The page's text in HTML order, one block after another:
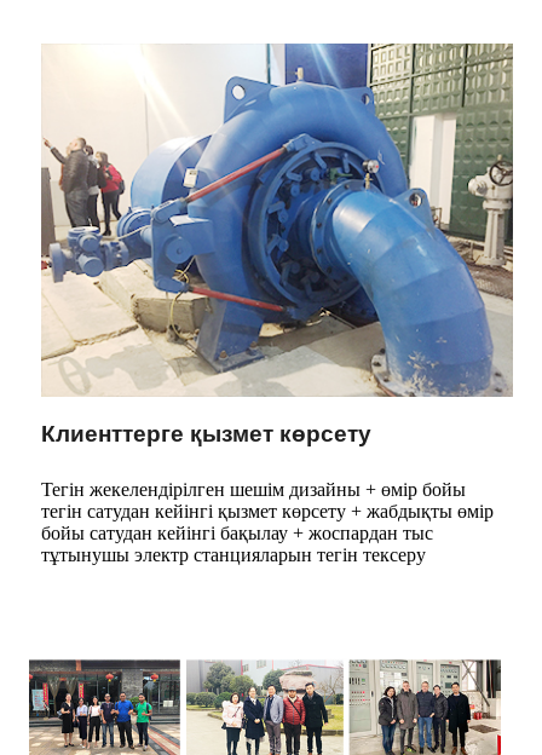
Клиенттерге қызмет көрсету
Тегін жекелендірілген шешім дизайны + өмір бойы
тегін сатудан кейінгі қызмет көрсету + жабдықты өмір
бойы сатудан кейінгі бақылау + жоспардан тыс
тұтынушы электр станцияларын тегін тексеру